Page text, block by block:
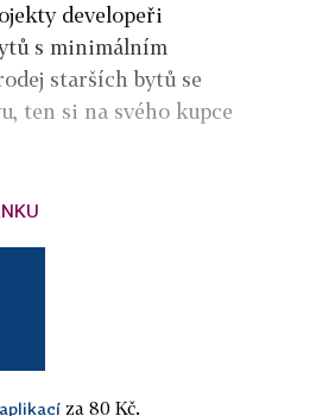
developeři
s minimálním
starších bytů se
ten si na svého kupce
za 80 Kč.